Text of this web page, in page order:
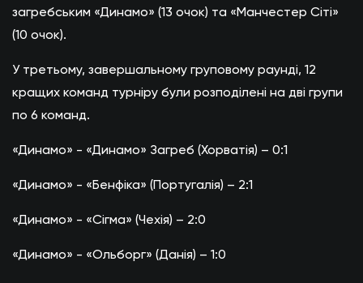
загребським «Динамо» (13 очок) та «Манчестер Сіті»
(10 очок).
У третьому, завершальному груповому раунді, 12
кращих команд турніру були розподілені на дві групи
по 6 команд.
«Динамо» - «Динамо» Загреб (Хорватія) – 0:1
«Динамо» - «Бенфіка» (Португалія) – 2:1
«Динамо» - «Сігма» (Чехія) – 2:0
«Динамо» - «Ольборг» (Данія) – 1:0